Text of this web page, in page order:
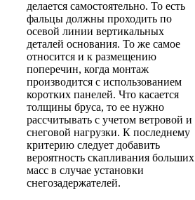
делается самостоятельно. То есть
фальцы должны проходить по
осевой линии вертикальных
деталей основания. То же самое
относится и к размещению
поперечин, когда монтаж
производится с использованием
коротких панелей. Что касается
толщины бруса, то ее нужно
рассчитывать с учетом ветровой и
снеговой нагрузки. К последнему
критерию следует добавить
вероятность скапливания больших
масс в случае установки
снегозадержателей.